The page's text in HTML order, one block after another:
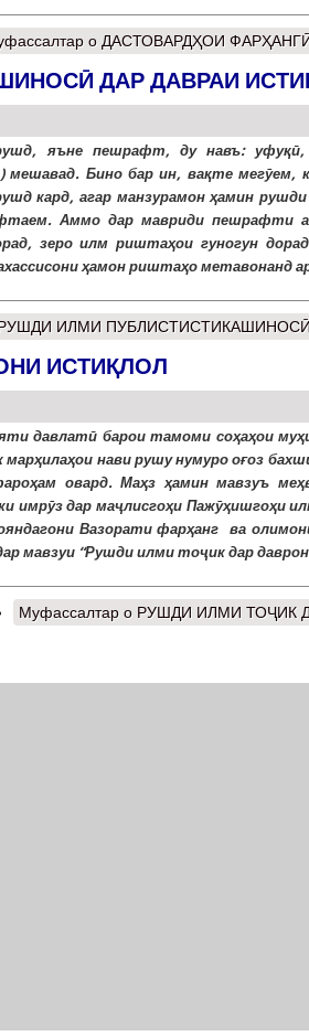
о ДАСТОВАРДҲОИ
ДАР ДАВРАИ
яъне пешрафт, ду навъ: уфуқӣ,
мешавад. Бино бар ин, вақте мегӯем,
кард, агар манзурамон ҳамин
Аммо дар мавриди пешрафти
зеро илм риштаҳои гуногун
ҳамон риштаҳо метавонанд
ИЛМИ
ИСТИҚЛОЛ
давлатӣ барои тамоми соҳаҳои
нави рушу нумуро оғоз
овард. Маҳз ҳамин мавзуъ
имрӯз дар маҷлисгоҳи Пажӯҳишгоҳи
Вазорати фарҳанг ва
мавзуи “Рушди илми тоҷик дар
Муфассалтар о РУШДИ ИЛМИ ТОҶИК